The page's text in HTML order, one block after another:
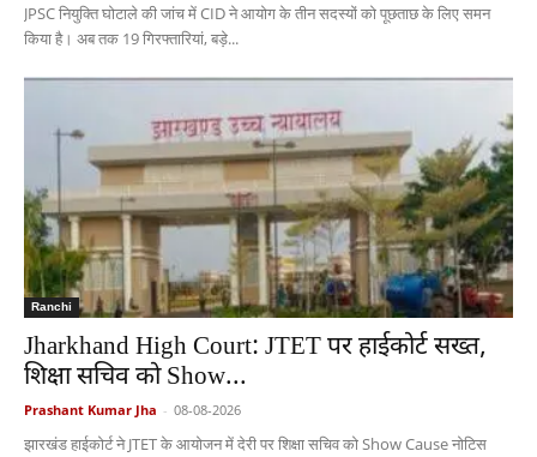
JPSC नियुक्ति घोटाले की जांच में CID ने आयोग के तीन सदस्यों को पूछताछ के लिए समन
किया है। अब तक 19 गिरफ्तारियां, बड़े...
Ranchi
Jharkhand High Court: JTET पर हाईकोर्ट सख्त,
शिक्षा सचिव को Show...
Prashant Kumar Jha - 08-08-2026
झारखंड हाईकोर्ट ने JTET के आयोजन में देरी पर शिक्षा सचिव को Show Cause नोटिस